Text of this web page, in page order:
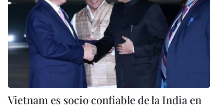
Vietnam es socio confiable de la India en